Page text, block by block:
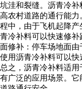
坑洼和裂缝。沥青冷
高农村道路的通行能
程中，由于飞机起降
青冷补料可以快速修
面修补：停车场地面由
使用沥青冷补料可以快
总之，沥青冷补料适
有广泛的应用场景。